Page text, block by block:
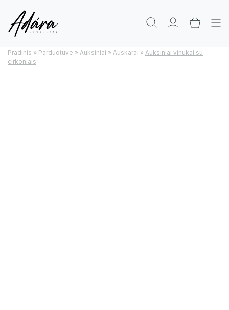
Pradinis » Parduotuve » Auksiniai » Auskarai » Auksiniai vinukai su
cirkoniais